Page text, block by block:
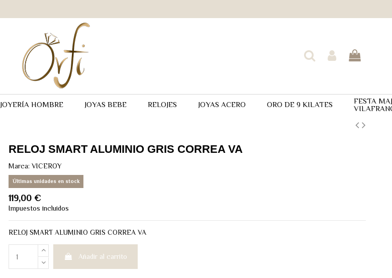
JOYERÍA HOMBRE JOYAS BEBE RELOJES JOYAS ACERO ORO DE 9 KILATES
FESTA
RELOJ SMART ALUMINIO GRIS CORREA VA
Marca: VICEROY
Últimas unidades en stock
119,00 €
Impuestos incluidos
RELOJ SMART ALUMINIO GRIS CORREA VA
Añadir al carrito